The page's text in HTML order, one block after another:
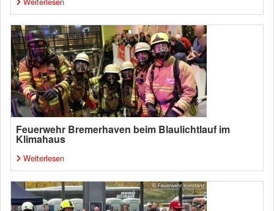
Feuerwehr Bremerhaven beim Blaulichtlauf im
Klimahaus
Weiterlesen